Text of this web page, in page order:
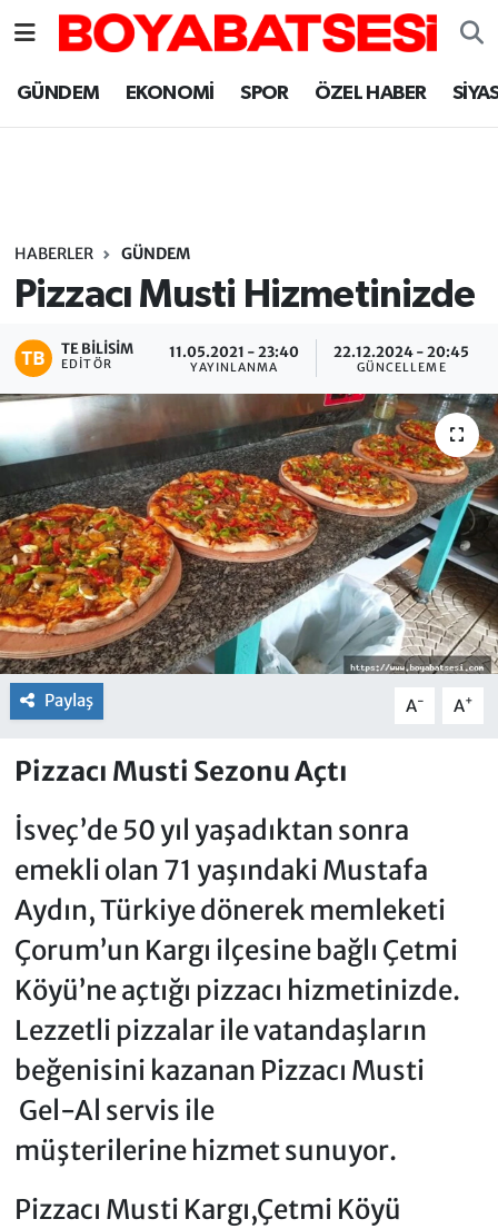
GÜNDEM EKONOMİ SPOR ÖZEL HABER
HABERLER GÜNDEM
Pizzacı Musti Hizmetinizde
TE BILISIM
EDITÖR
11.05.2021 - 23:40
YAYINLANMA
22.12.2024 - 20:45
GÜNCELLEME
Paylaş A- A+
Pizzacı Musti Sezonu Açtı
İsveç’de 50 yıl yaşadıktan sonra
emekli olan 71 yaşındaki Mustafa
Aydın, Türkiye dönerek memleketi
Çorum’un Kargı ilçesine bağlı Çetmi
Köyü’ne açtığı pizzacı hizmetinizde.
Lezzetli pizzalar ile vatandaşların
beğenisini kazanan Pizzacı Musti
Gel-Al servis ile
müşterilerine hizmet sunuyor.
Pizzacı Musti Kargı,Çetmi Köyü
Sinop Nöbetçi Eczaneler
Sinop Trafik Yoğunluk Haritası
Süper Lig Puan Durumu ve Fikstür
Tüm Manşetler
Son Dakika Haberleri
Haber Arşivi